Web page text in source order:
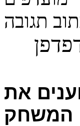
תגובה
את
המשחק